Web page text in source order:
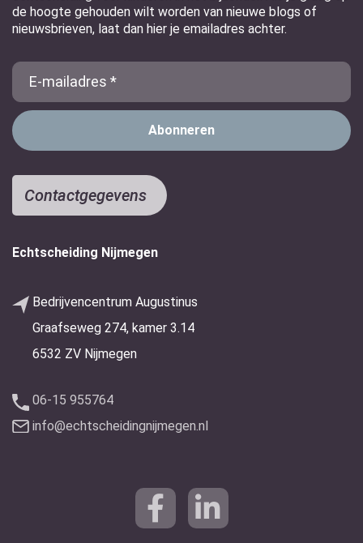
de hoogte gehouden wilt worden van nieuwe blogs of
nieuwsbrieven, laat dan hier je emailadres achter.
E-
Mail
Contactgegevens
Echtscheiding Nijmegen
Bedrijvencentrum Augustinus
Graafseweg 274, kamer 3.14
6532 ZV Nijmegen
06-15 955764
info@echtscheidingnijmegen.nl